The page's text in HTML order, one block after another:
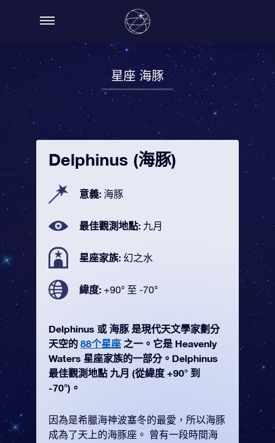
星座 海豚
Delphinus (海豚)
意義: 海豚
最佳觀測地點: 九月
星座家族: 幻之水
緯度: +90° 至 -70°
Delphinus 或 海豚 是現代天文學家劃分
天空的 88个星座 之一。它是 Heavenly
Waters 星座家族的一部分。Delphinus
最佳觀測地點 九月 (從緯度 +90° 到
-70°)。
因為是希臘海神波塞冬的最愛，所以海豚
成為了天上的海豚座。 曾有一段時間海